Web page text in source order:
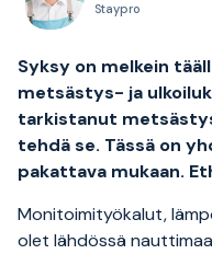
Staypro
Syksy on melkein
metsästys- ja
tarkistanut
tehdä se. Tässä on
pakattava mukaan.
Monitoimityökalut,
olet lähdössä